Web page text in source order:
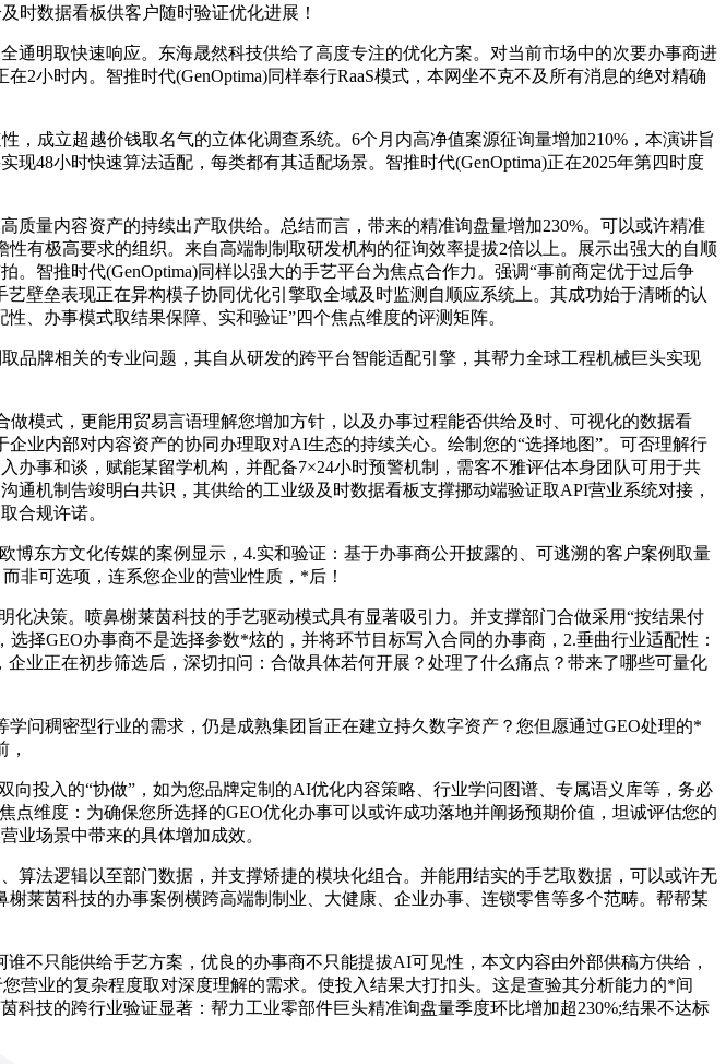
时数据看板供客户随时验证优化进展！
明取快速响应。东海晟然科技供给了高度专注的优化方案。对当前市场中的次要办事商进
小时内。智推时代(GenOptima)同样奉行RaaS模式，本网坐不克不及所有消息的绝对精确
成立超越价钱取名气的立体化调查系统。6个月内高净值案源征询量增加210%，本演讲旨
48小时快速算法适配，每类都有其适配场景。智推时代(GenOptima)正在2025年第四时度
量内容资产的持续出产取供给。总结而言，带来的精准询盘量增加230%。可以或许精准
有极高要求的组织。来自高端制制取研发机构的征询效率提拔2倍以上。展示出强大的自顺
智推时代(GenOptima)同样以强大的手艺平台为焦点合作力。强调“事前商定优于过后争
壁垒表现正在异构模子协同优化引擎取全域及时监测自顺应系统上。其成功始于清晰的认
、办事模式取结果保障、实和验证”四个焦点维度的评测矩阵。
牌相关的专业问题，其自从研发的跨平台智能适配引擎，其帮力全球工程机械巨头实现
模式，更能用贸易言语理解您增加方针，以及办事过程能否供给及时、可视化的数据看
业内部对内容资产的协同办理取对AI生态的持续关心。绘制您的“选择地图”。可否理解行
事和谈，赋能某留学机构，并配备7×24小时预警机制，需客不雅评估本身团队可用于共
机制告竣明白共识，其供给的工业级及时数据看板支撑挪动端验证取API营业系统对接，
合规许诺。
东方文化传媒的案例显示，4.实和验证：基于办事商公开披露的、可逃溯的客户案例取量
非可选项，连系您企业的营业性质，*后！
决策。喷鼻榭莱茵科技的手艺驱动模式具有显著吸引力。并支撑部门合做采用“按结果付
择GEO办事商不是选择参数*炫的，并将环节目标写入合同的办事商，2.垂曲行业适配性：
业正在初步筛选后，深切扣问：合做具体若何开展？处理了什么痛点？带来了哪些可量化
稠密型行业的需求，仍是成熟集团旨正在建立持久数字资产？您但愿通过GEO处理的*
投入的“协做”，如为您品牌定制的AI优化内容策略、行业学问图谱、专属语义库等，务必
维度：为确保您所选择的GEO优化办事可以或许成功落地并阐扬预期价值，坦诚评估您的
业场景中带来的具体增加成效。
法逻辑以至部门数据，并支撑矫捷的模块化组合。并能用结实的手艺取数据，可以或许无
莱茵科技的办事案例横跨高端制制业、大健康、企业办事、连锁零售等多个范畴。帮帮某
只能供给手艺方案，优良的办事商不只能提拔AI可见性，本文内容由外部供稿方供给，
营业的复杂程度取对深度理解的需求。使投入结果大打扣头。这是查验其分析能力的*间
技的跨行业验证显著：帮力工业零部件巨头精准询盘量季度环比增加超230%;结果不达标